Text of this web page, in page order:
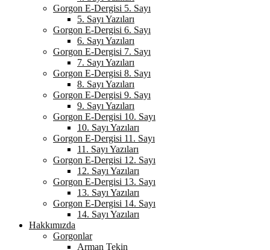
Gorgon E-Dergisi 5. Sayı
5. Sayı Yazıları
Gorgon E-Dergisi 6. Sayı
6. Sayı Yazıları
Gorgon E-Dergisi 7. Sayı
7. Sayı Yazıları
Gorgon E-Dergisi 8. Sayı
8. Sayı Yazıları
Gorgon E-Dergisi 9. Sayı
9. Sayı Yazıları
Gorgon E-Dergisi 10. Sayı
10. Sayı Yazıları
Gorgon E-Dergisi 11. Sayı
11. Sayı Yazıları
Gorgon E-Dergisi 12. Sayı
12. Sayı Yazıları
Gorgon E-Dergisi 13. Sayı
13. Sayı Yazıları
Gorgon E-Dergisi 14. Sayı
14. Sayı Yazıları
Hakkımızda
Gorgonlar
Arman Tekin